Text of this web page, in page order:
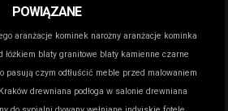
POWIĄZANE
aranżacje kominek narożny aranżacje kominka
łóżkiem blaty granitowe blaty kamienne czarne
pasują czym odtłuścić meble przed malowaniem
drewniana podłoga w salonie drewniana